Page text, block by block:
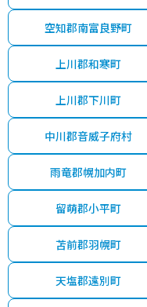
空知郡南富良野町
上川郡和寒町
上川郡下川町
中川郡音威子府村
雨竜郡幌加内町
留萌郡小平町
苫前郡羽幌町
天塩郡遠別町